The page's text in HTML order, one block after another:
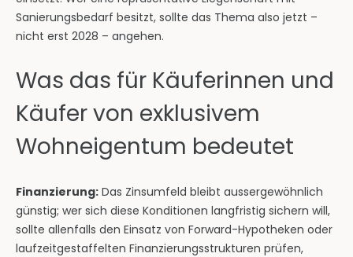
Sanierungsbedarf besitzt, sollte das Thema also jetzt –
nicht erst 2028 – angehen.
Was das für Käuferinnen und
Käufer von exklusivem
Wohneigentum bedeutet
Finanzierung: Das Zinsumfeld bleibt aussergewöhnlich
günstig; wer sich diese Konditionen langfristig sichern will,
sollte allenfalls den Einsatz von Forward-Hypotheken oder
laufzeitgestaffelten Finanzierungsstrukturen prüfen,